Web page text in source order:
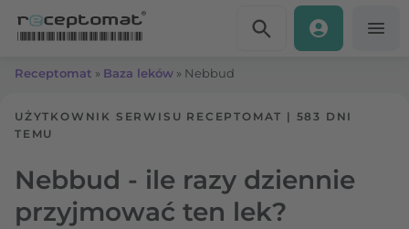
Receptomat » Baza leków » Nebbud
UŻYTKOWNIK SERWISU RECEPTOMAT | 583 DNI
TEMU
Nebbud - ile razy dziennie
przyjmować ten lek?